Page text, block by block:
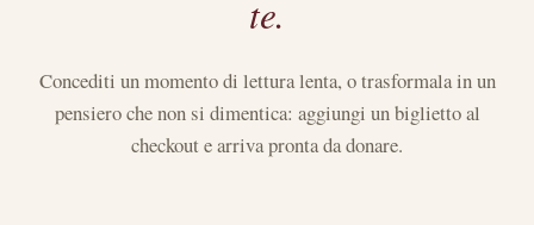
te.
Concediti un momento di lettura lenta, o trasformala in un
pensiero che non si dimentica: aggiungi un biglietto al
checkout e arriva pronta da donare.